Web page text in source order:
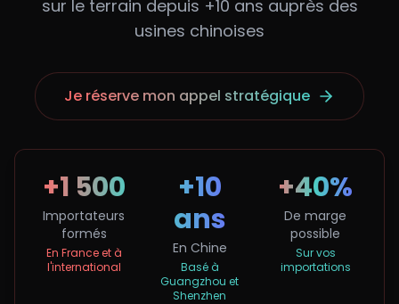
sur le terrain depuis +10 ans auprès des
usines chinoises
Je réserve mon appel stratégique
+1 500
Importateurs
formés
En France et à
l'international
+10
ans
En Chine
Basé à
Guangzhou et
Shenzhen
+40%
De marge
possible
Sur vos
importations